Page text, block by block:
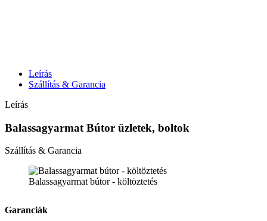
Leírás
Szállítás & Garancia
Leírás
Balassagyarmat Bútor üzletek, boltok
Szállítás & Garancia
Balassagyarmat bútor - költöztetés
Garanciák